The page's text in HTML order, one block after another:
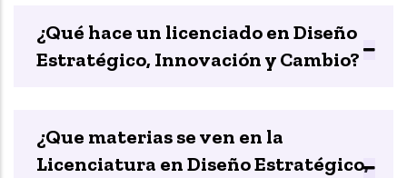
¿Qué hace un licenciado en Diseño
Estratégico, Innovación y Cambio?
¿Que materias se ven en la
Licenciatura en Diseño Estratégico,